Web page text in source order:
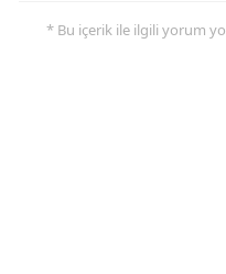
* Bu içerik ile ilgili yorum